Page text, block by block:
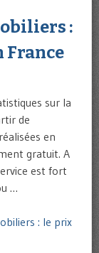
:
France
sur la
de
en
gratuit. A
est fort
…
: le prix